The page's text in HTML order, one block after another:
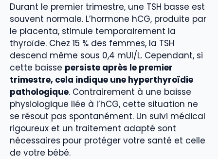
Durant le premier trimestre, une TSH basse est
souvent normale. L’hormone hCG, produite par
le placenta, stimule temporairement la
thyroïde. Chez 15 % des femmes, la TSH
descend même sous 0,4 mUI/L. Cependant, si
cette baisse persiste après le premier
trimestre, cela indique une hyperthyroïdie
pathologique. Contrairement à une baisse
physiologique liée à l’hCG, cette situation ne
se résout pas spontanément. Un suivi médical
rigoureux et un traitement adapté sont
nécessaires pour protéger votre santé et celle
de votre bébé.